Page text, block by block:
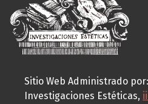
Sitio Web Administrado
Investigaciones Estéticas,